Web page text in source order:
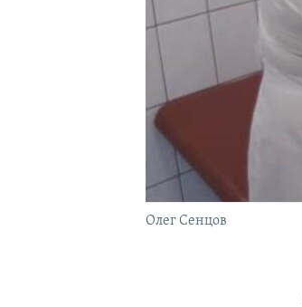
Олег Сенцов